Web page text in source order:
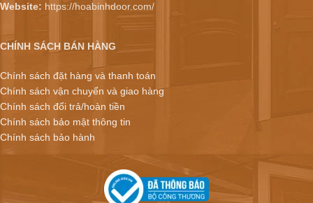
Website: https://hoabinhdoor.com/
CHÍNH SÁCH BÁN HÀNG
Chính sách đặt hàng và thanh toán
Chính sách vận chuyển và giao hàng
Chính sách đổi trả/hoàn tiền
Chính sách bảo mật thông tin
Chính sách bảo hành